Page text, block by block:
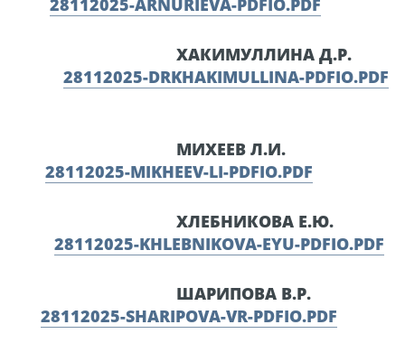
ХАКИМУЛЛИНА Д.Р.
28112025-DRKHAKIMULLINA-PDFIO.PDF
МИХЕЕВ Л.И.
28112025-MIKHEEV-LI-PDFIO.PDF
ХЛЕБНИКОВА Е.Ю.
28112025-KHLEBNIKOVA-EYU-PDFIO.PDF
ШАРИПОВА В.Р.
28112025-SHARIPOVA-VR-PDFIO.PDF